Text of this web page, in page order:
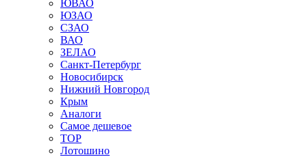
ЮВАО
ЮЗАО
СЗАО
ВАО
ЗЕЛАО
Санкт-Петербург
Новосибирск
Нижний Новгород
Крым
Аналоги
Самое дешевое
TOP
Лотошино